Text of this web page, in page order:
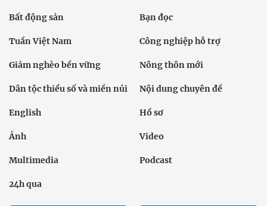
Bất động sản Bạn đọc
Tuần Việt Nam Công nghiệp hỗ trợ
Giảm nghèo bền vững Nông thôn mới
Dân tộc thiểu số và miền núi Nội dung chuyên đề
English Hồ sơ
Ảnh Video
Multimedia Podcast
24h qua